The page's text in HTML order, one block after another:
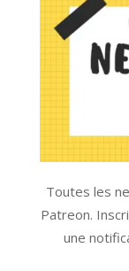
Toutes les
Patreon.
une